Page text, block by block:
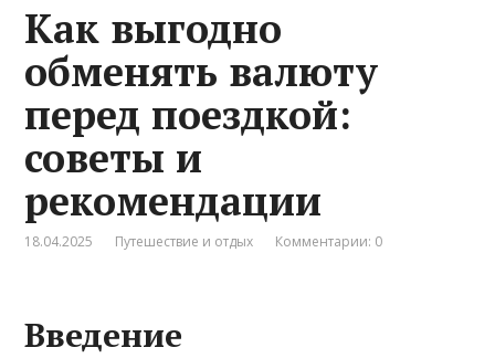
Как выгодно
обменять валюту
перед поездкой:
советы и
рекомендации
18.04.2025 Путешествие и отдых Комментарии: 0
Введение